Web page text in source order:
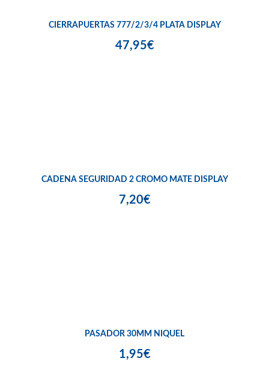
CIERRAPUERTAS 777/2/3/4 PLATA DISPLAY
47,95€
CADENA SEGURIDAD 2 CROMO MATE DISPLAY
7,20€
PASADOR 30MM NIQUEL
1,95€